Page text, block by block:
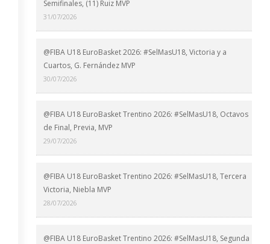
Semifinales, (11) Ruiz MVP
31/07/2026
@FIBA U18 EuroBasket 2026: #SelMasU18, Victoria y a
Cuartos, G. Fernández MVP
30/07/2026
@FIBA U18 EuroBasket Trentino 2026: #SelMasU18, Octavos
de Final, Previa, MVP
29/07/2026
@FIBA U18 EuroBasket Trentino 2026: #SelMasU18, Tercera
Victoria, Niebla MVP
28/07/2026
@FIBA U18 EuroBasket Trentino 2026: #SelMasU18, Segunda